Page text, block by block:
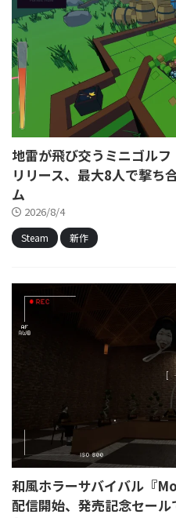
地雷が飛び交うミニゴル
リリース、最大8人で撃ち
ム
2026/8/4
Steam 新作
和風ホラーサバイバル『
配信開始、発売記念セー